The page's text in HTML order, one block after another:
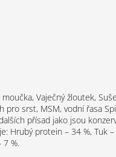
Vaječný žloutek,
pro srst, MSM, vodní řasa
přísad jako jsou
Hrubý protein – 34 %, Tuk –
7 %.